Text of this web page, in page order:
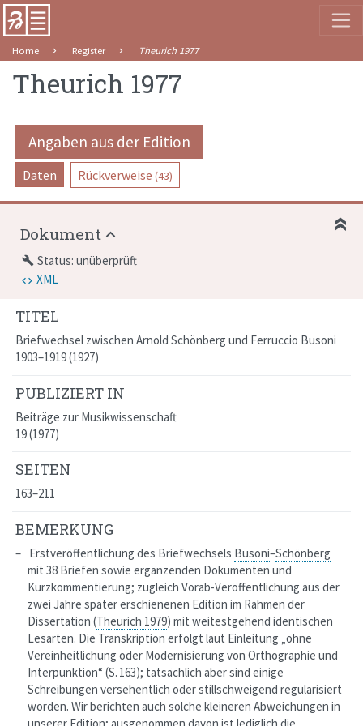
Home Register Theurich 1977
Theurich 1977
Angaben aus der Edition
Daten Rückverweise (43)
TITEL
Briefwechsel zwischen Arnold Schönberg und Ferruccio Busoni
1903–1919 (1927)
PUBLIZIERT IN
Beiträge zur Musikwissenschaft
19 (1977)
SEITEN
163–211
BEMERKUNG
Erstveröffentlichung des Briefwechsels Busoni–Schönberg
mit 38 Briefen sowie ergänzenden Dokumenten und
Kurzkommentierung; zugleich Vorab-Veröffentlichung aus der
zwei Jahre später erschienenen Edition im Rahmen der
Dissertation (Theurich 1979) mit weitestgehend identischen
Lesarten. Die Transkription erfolgt laut Einleitung „ohne
Vereinheitlichung oder Modernisierung von Orthographie und
Interpunktion“ (S. 163); tatsächlich aber sind einige
Schreibungen versehentlich oder stillschweigend regularisiert
worden. Wir berichten auch solche kleineren Abweichungen in
Dokument
build Status: unüberprüft
XML